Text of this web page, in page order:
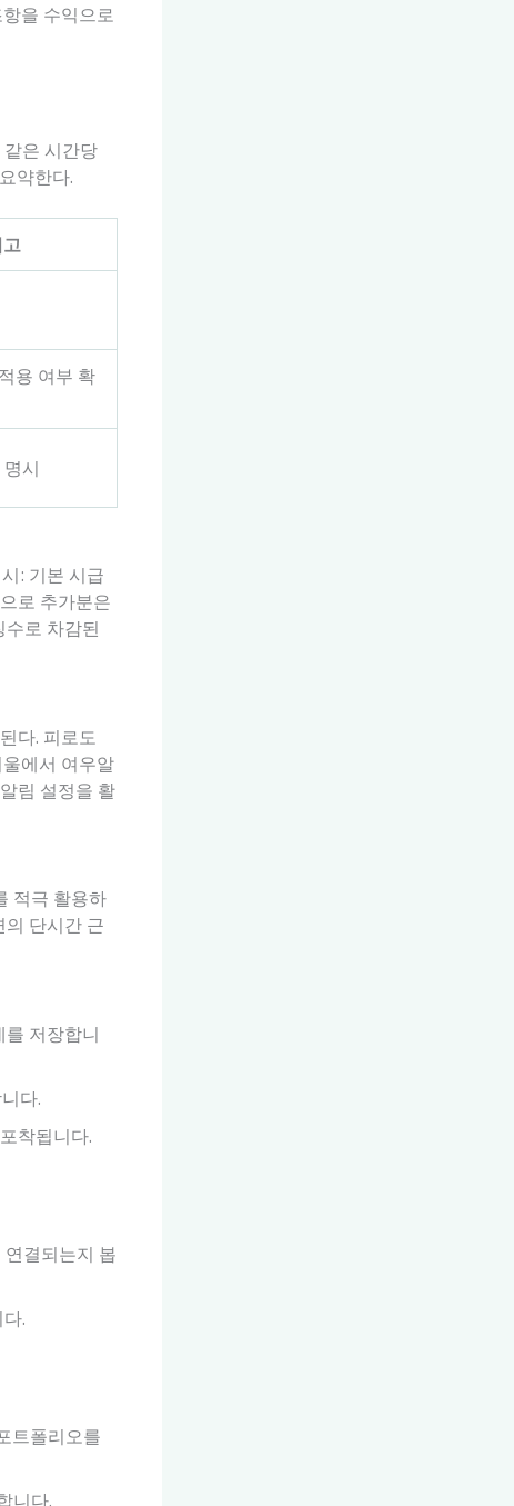
을 수익으로
같은 시간당
약한다.
용 여부 확
시
: 기본 시급
로 추가분은
로 차감된
다. 피로도
에서 여우알
림 설정을 활
적극 활용하
의 단시간 근
를 저장합니
다.
착됩니다.
결되는지 봅
.
트폴리오를
니다.